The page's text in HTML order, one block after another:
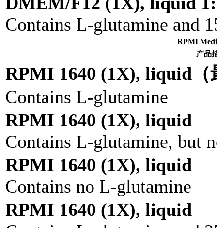
Contains L-glutamine and
RPMI
产品
RPMI 1640 (1X), liquid（
Contains L-glutamine
RPMI 1640 (1X), liquid
Contains L-glutamine, but
RPMI 1640 (1X), liquid
Contains no L-glutamine
RPMI 1640 (1X), liquid